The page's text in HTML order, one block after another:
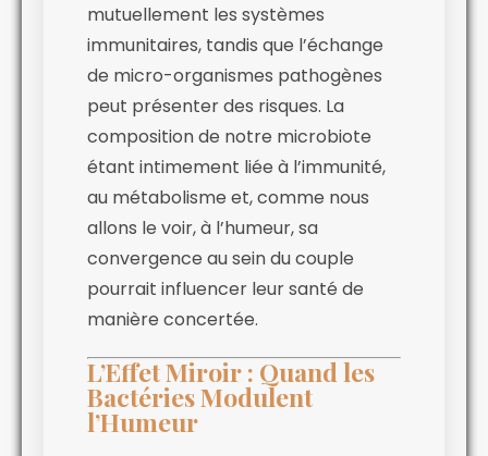
mutuellement les systèmes
immunitaires, tandis que l’échange
de micro-organismes pathogènes
peut présenter des risques. La
composition de notre microbiote
étant intimement liée à l’immunité,
au métabolisme et, comme nous
allons le voir, à l’humeur, sa
convergence au sein du couple
pourrait influencer leur santé de
manière concertée.
L’Effet Miroir : Quand les
Bactéries Modulent
l’Humeur